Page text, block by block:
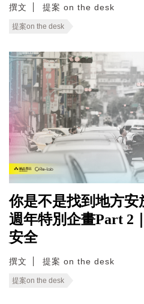
撰文 提案 on the desk
提案on the desk
你是不是找到地方
週年特別企畫Part 2
安全
撰文 提案 on the desk
提案on the desk